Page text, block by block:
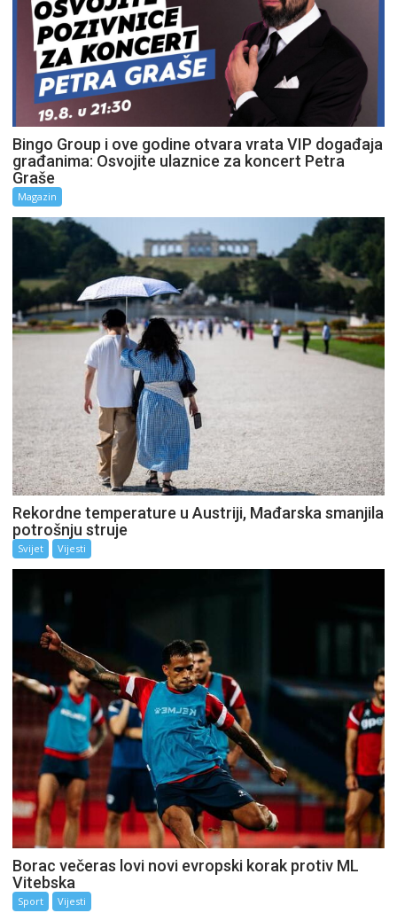
Bingo Group i ove godine otvara vrata VIP događaja
građanima: Osvojite ulaznice za koncert Petra
Graše
Magazin
Rekordne temperature u Austriji, Mađarska smanjila
potrošnju struje
Svijet Vijesti
Borac večeras lovi novi evropski korak protiv ML
Vitebska
Sport Vijesti